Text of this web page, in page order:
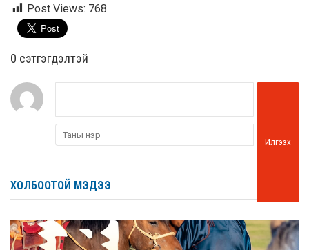
Post Views: 768
0 cэтгэгдэлтэй
Илгээх
ХОЛБООТОЙ МЭДЭЭ